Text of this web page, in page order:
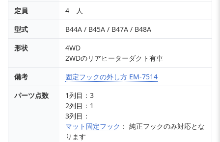
定員
4 人
型式
B44A / B45A / B47A / B48A
形状
4WD
2WDのリアヒーターダクト有車
備考
固定フックの外し方 EM-7514
パーツ点数
1列目：3
2列目：1
3列目：
マット固定フック ： 純正フックのみ対応とな
ります